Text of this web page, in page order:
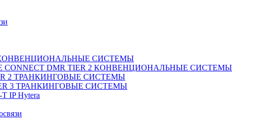
КОНВЕНЦИОНАЛЬНЫЕ СИСТЕМЫ
CONNECT DMR TIER 2 КОНВЕНЦИОНАЛЬНЫЕ СИСТЕМЫ
2 ТРАНКИНГОВЫЕ СИСТЕМЫ
3 ТРАНКИНГОВЫЕ СИСТЕМЫ
IP Hytera